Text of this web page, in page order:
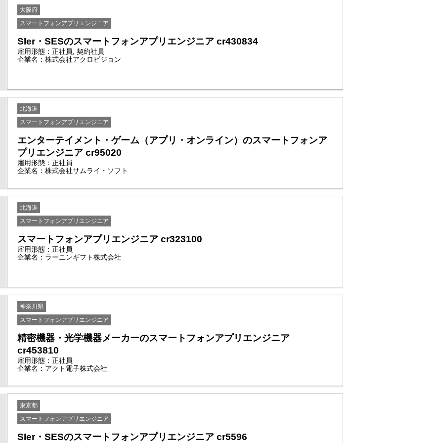
大阪府
スマートフォンアプリエンジニア
SIer・SESのスマートフォンアプリエンジニア cr430834
雇用形態：正社員, 契約社員
企業名：株式会社アクロビジョン
北海道
スマートフォンアプリエンジニア
エンターテイメント・ゲーム（アプリ・オンライン）のスマートフォンア
プリエンジニア cr95020
雇用形態：正社員
企業名：株式会社サムライ・ソフト
北海道
スマートフォンアプリエンジニア
スマートフォンアプリエンジニア cr323100
雇用形態：正社員
企業名：ラーニンギフト株式会社
神奈川県
スマートフォンアプリエンジニア
精密機器・光学機器メーカーのスマートフォンアプリエンジニア
cr453810
雇用形態：正社員
企業名：アクト電子株式会社
東京都
スマートフォンアプリエンジニア
SIer・SESのスマートフォンアプリエンジニア cr5596